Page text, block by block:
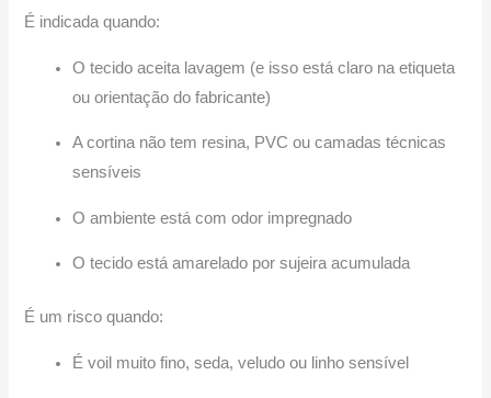
É indicada quando:
O tecido aceita lavagem (e isso está claro na etiqueta
ou orientação do fabricante)
A cortina não tem resina, PVC ou camadas técnicas
sensíveis
O ambiente está com odor impregnado
O tecido está amarelado por sujeira acumulada
É um risco quando:
É voil muito fino, seda, veludo ou linho sensível